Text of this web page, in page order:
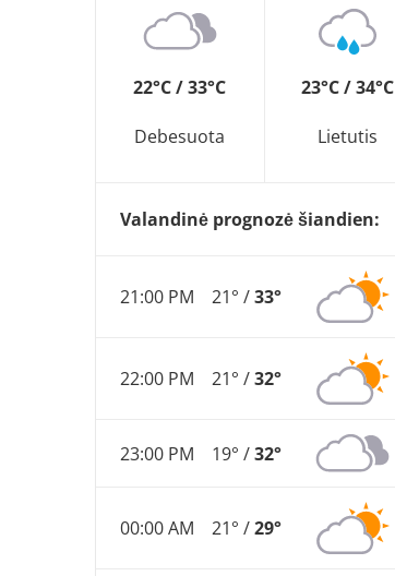
22°C / 33°C
Debesuota
23°C / 34°C
Lietutis
Valandinė prognozė šiandien:
21:00 PM 21° /33°
22:00 PM 21° /32°
23:00 PM 19° /32°
00:00 AM 21° /29°